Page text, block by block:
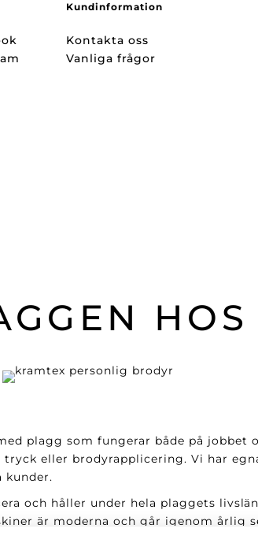
Kundinformation
Kontakta oss
Vanliga frågor
HOS
plagg som fungerar både på jobbet
eller brodyrapplicering. Vi har
kunder.
och håller under hela plaggets
är moderna och går igenom